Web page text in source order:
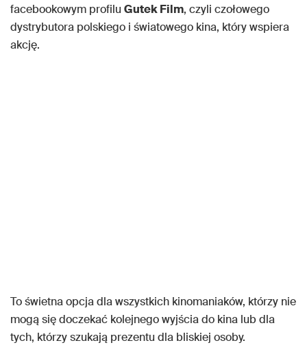
facebookowym profilu Gutek Film, czyli czołowego
dystrybutora polskiego i światowego kina, który wspiera
akcję.
To świetna opcja dla wszystkich kinomaniaków, którzy nie
mogą się doczekać kolejnego wyjścia do kina lub dla
tych, którzy szukają prezentu dla bliskiej osoby.